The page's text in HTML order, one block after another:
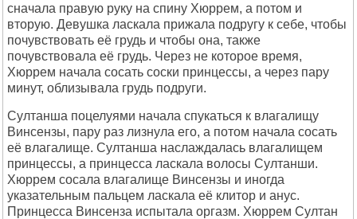
сначала правую руку на спину Хюррем, а потом и
вторую. Девушка ласкала прижала подругу к себе, чтобы
почувствовать её грудь и чтобы она, также
почувствовала её грудь. Через не которое время,
Хюррем начала сосать соски принцессы, а через пару
минут, облизывала грудь подруги.
Султанша поцелуями начала спукаться к влагалищу
Винсензы, пару раз лизнула его, а потом начала сосать
её влагалище. Султанша наслаждалась влагалищем
принцессы, а принцесса ласкала волосы Султанши.
Хюррем сосала влагалище Винсензы и иногда
указательным пальцем ласкала её клитор и анус.
Принцесса Винсенза испытала оргазм. Хюррем Султан